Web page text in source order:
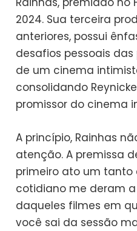
2024. Sua terceira
anteriores, possui
desafios pessoais
de um cinema
consolidando
promissor do cinema
A princípio, Rainhas
atenção. A premissa
primeiro ato um tanto
cotidiano me deram
daqueles filmes em
você sai da sessão